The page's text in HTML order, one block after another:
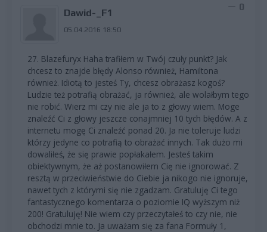
Dawid-_F1
05.04.2016 18:50
0
27. Blazefuryx Haha trafiłem w Twój czuły punkt? Jak
chcesz to znajde błędy Alonso również, Hamiltona
również. Idiotą to jesteś Ty, chcesz obrażasz kogoś?
Ludzie też potrafią obrażać, ja również, ale wolałbym tego
nie robić. Wierz mi czy nie ale ja to z głowy wiem. Moge
znaleźć Ci z głowy jeszcze conajmniej 10 tych błędów. A z
internetu mogę Ci znaleźć ponad 20. Ja nie toleruje ludzi
którzy jedyne co potrafią to obrażać innych. Tak dużo mi
dowaliłeś, że się prawie popłakałem. Jesteś takim
obiektywnym, że aż postanowiłem Cię nie ignorować. Z
resztą w przeciwieństwie do Ciebie ja nikogo nie ignoruje,
nawet tych z którymi się nie zgadzam. Gratuluję Ci tego
fantastycznego komentarza o poziomie IQ wyższym niż
200! Gratuluję! Nie wiem czy przeczytałeś to czy nie, nie
obchodzi mnie to. Ja uważam się za fana Formuły 1,